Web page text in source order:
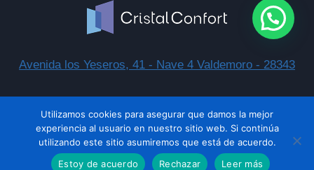
Avenida los Yeseros, 41 - Nave 4 Valdemoro - 28343
© 2026 Cristal Confort ▸ Diseño:javiercallejo.net
Utilizamos cookies para asegurar que damos la mejor
experiencia al usuario en nuestro sitio web. Si continúa
utilizando este sitio asumiremos que está de acuerdo.
Estoy de acuerdo
Rechazar Leer más